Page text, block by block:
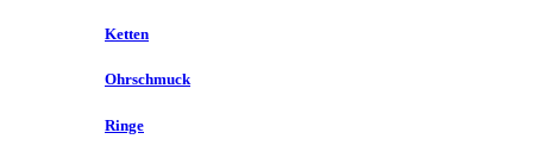
Ketten
Ohrschmuck
Ringe